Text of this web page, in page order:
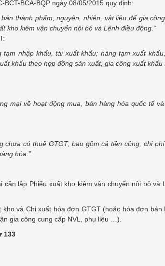
BCA-BQP ngày 08/05/2015 quy định:
thành phẩm, nguyên, nhiên, vật liệu để gia
kho kiêm vận chuyển nội bộ và Lệnh điều động. “
nhập khẩu, tái xuất khẩu; hàng tạm xuất
khẩu theo hợp đồng sản xuất, gia công xuất khẩu
mại về hoạt động mua, bán hàng hóa quốc tế
có thuế GTGT, bao gồm cả tiền công, chi
hóa.”
lập Phiếu xuất kho kiêm vận chuyển nội bộ và
và Chỉ xuất hóa đơn GTGT (hoặc hóa đơn bán
gia công cung cấp NVL, phụ liệu …).
133